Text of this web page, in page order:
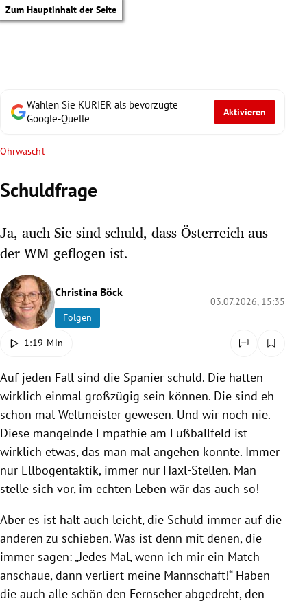
Zum Hauptinhalt der Seite
Untermenü
Untermenü
Untermenü
Untermenü
Untermenü
Untermenü
Untermenü
Untermenü
Untermenü
Wählen Sie KURIER als bevorzugte
Google-Quelle
Aktivieren
Ohrwaschl
Schuldfrage
Ja, auch Sie sind schuld, dass Österreich aus
der WM geflogen ist.
Christina Böck
Folgen
03.07.2026, 15:35
1:19 Min
Auf jeden Fall sind die Spanier schuld. Die hätten
wirklich einmal großzügig sein können. Die sind eh
schon mal Weltmeister gewesen. Und wir noch nie.
Diese mangelnde Empathie am Fußballfeld ist
wirklich etwas, das man mal angehen könnte. Immer
nur Ellbogentaktik, immer nur Haxl-Stellen. Man
stelle sich vor, im echten Leben wär das auch so!
Aber es ist halt auch leicht, die Schuld immer auf die
anderen zu schieben. Was ist denn mit denen, die
immer sagen: „Jedes Mal, wenn ich mir ein Match
anschaue, dann verliert meine Mannschaft!“ Haben
die auch alle schön den Fernseher abgedreht, den